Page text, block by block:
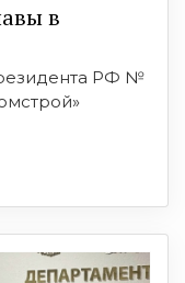
в
РФ №